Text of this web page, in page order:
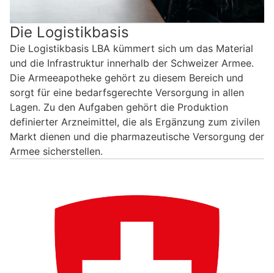
Die Logistikbasis
Die Logistikbasis LBA kümmert sich um das Material
und die Infrastruktur innerhalb der Schweizer Armee.
Die Armeeapotheke gehört zu diesem Bereich und
sorgt für eine bedarfsgerechte Versorgung in allen
Lagen. Zu den Aufgaben gehört die Produktion
definierter Arzneimittel, die als Ergänzung zum zivilen
Markt dienen und die pharmazeutische Versorgung der
Armee sicherstellen.